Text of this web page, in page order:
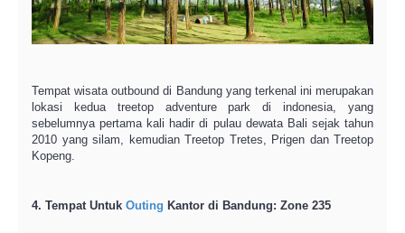
Tempat wisata outbound di Bandung yang terkenal ini merupakan
lokasi kedua treetop adventure park di indonesia, yang
sebelumnya pertama kali hadir di pulau dewata Bali sejak tahun
2010 yang silam, kemudian Treetop Tretes, Prigen dan Treetop
Kopeng.
4. Tempat Untuk Outing Kantor di Bandung: Zone 235